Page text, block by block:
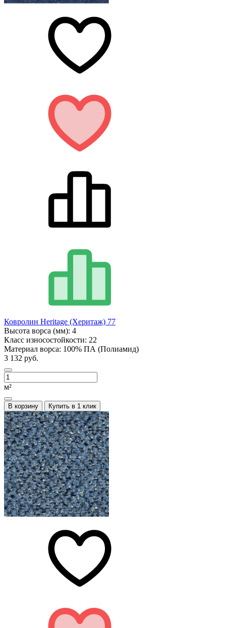
Ковролин Heritage (Херитаж) 77
Высота ворса (мм): 4
Класс износостойкости: 22
Материал ворса: 100% ПА (Полиамид)
3 132 руб.
м²
В корзину Купить в 1 клик